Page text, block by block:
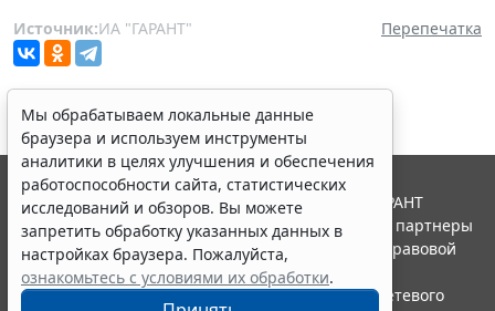
Источник:ИА "ГАРАНТ" Перепечатка
Мы обрабатываем локальные данные
браузера и используем инструменты
аналитики в целях улучшения и обеспечения
работоспособности сайта, статистических
исследований и обзоров. Вы можете
запретить обработку указанных данных в
настройках браузера. Пожалуйста,
ознакомьтесь с условиями их обработки.
© ООО "НПП "ГАРАНТ-СЕРВИС", 2026. Система ГАРАНТ
выпускается с 1990 года. Компания "Гарант" и ее партнеры
являются участниками Российской ассоциации правовой
информации ГАРАНТ.
Портал ГАРАНТ.РУ зарегистрирован в качестве сетевого